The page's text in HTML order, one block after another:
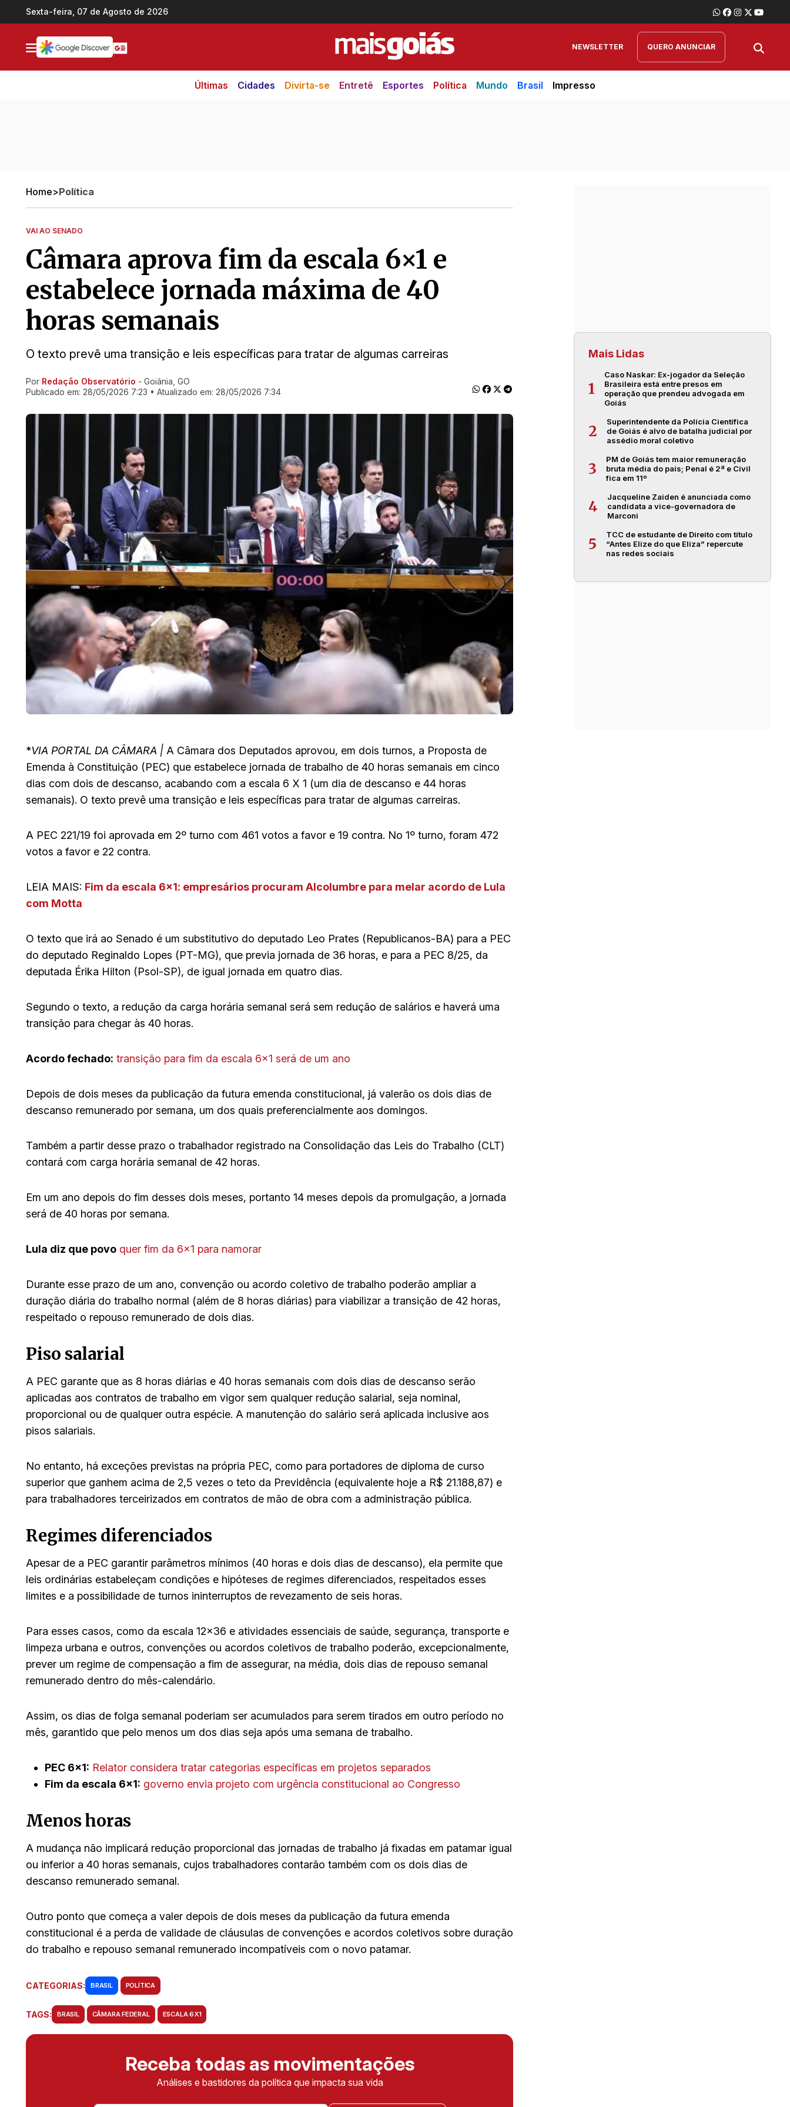
Ir direto pro conteúdo
Sexta-feira, 07 de Agosto de 2026
NEWSLETTER QUERO ANUNCIAR
Últimas Cidades Divirta-se Entretê Esportes Política Mundo Brasil Impresso
Home>Política
VAI AO SENADO
Câmara aprova fim da escala 6×1 e
estabelece jornada máxima de 40
horas semanais
O texto prevê uma transição e leis específicas para tratar de algumas carreiras
Ir direto pra matéria
Por Redação Observatório - Goiânia, GO
Publicado em: 28/05/2026 7:23 • Atualizado em: 28/05/2026 7:34
*VIA PORTAL DA CÂMARA | A Câmara dos Deputados aprovou, em dois turnos, a Proposta de
Emenda à Constituição (PEC) que estabelece jornada de trabalho de 40 horas semanais em cinco
dias com dois de descanso, acabando com a escala 6 X 1 (um dia de descanso e 44 horas
semanais). O texto prevê uma transição e leis específicas para tratar de algumas carreiras.
A PEC 221/19 foi aprovada em 2º turno com 461 votos a favor e 19 contra. No 1º turno, foram 472
votos a favor e 22 contra.
LEIA MAIS: Fim da escala 6×1: empresários procuram Alcolumbre para melar acordo de Lula
com Motta
O texto que irá ao Senado é um substitutivo do deputado Leo Prates (Republicanos-BA) para a PEC
do deputado Reginaldo Lopes (PT-MG), que previa jornada de 36 horas, e para a PEC 8/25, da
deputada Érika Hilton (Psol-SP), de igual jornada em quatro dias.
Segundo o texto, a redução da carga horária semanal será sem redução de salários e haverá uma
transição para chegar às 40 horas.
Acordo fechado: transição para fim da escala 6×1 será de um ano
Depois de dois meses da publicação da futura emenda constitucional, já valerão os dois dias de
descanso remunerado por semana, um dos quais preferencialmente aos domingos.
Também a partir desse prazo o trabalhador registrado na Consolidação das Leis do Trabalho (CLT)
contará com carga horária semanal de 42 horas.
Em um ano depois do fim desses dois meses, portanto 14 meses depois da promulgação, a jornada
será de 40 horas por semana.
Lula diz que povo quer fim da 6×1 para namorar
Durante esse prazo de um ano, convenção ou acordo coletivo de trabalho poderão ampliar a
duração diária do trabalho normal (além de 8 horas diárias) para viabilizar a transição de 42 horas,
respeitado o repouso remunerado de dois dias.
Piso salarial
A PEC garante que as 8 horas diárias e 40 horas semanais com dois dias de descanso serão
aplicadas aos contratos de trabalho em vigor sem qualquer redução salarial, seja nominal,
proporcional ou de qualquer outra espécie. A manutenção do salário será aplicada inclusive aos
pisos salariais.
No entanto, há exceções previstas na própria PEC, como para portadores de diploma de curso
superior que ganhem acima de 2,5 vezes o teto da Previdência (equivalente hoje a R$ 21.188,87) e
para trabalhadores terceirizados em contratos de mão de obra com a administração pública.
Regimes diferenciados
Apesar de a PEC garantir parâmetros mínimos (40 horas e dois dias de descanso), ela permite que
leis ordinárias estabeleçam condições e hipóteses de regimes diferenciados, respeitados esses
limites e a possibilidade de turnos ininterruptos de revezamento de seis horas.
Para esses casos, como da escala 12×36 e atividades essenciais de saúde, segurança, transporte e
limpeza urbana e outros, convenções ou acordos coletivos de trabalho poderão, excepcionalmente,
prever um regime de compensação a fim de assegurar, na média, dois dias de repouso semanal
remunerado dentro do mês-calendário.
Assim, os dias de folga semanal poderiam ser acumulados para serem tirados em outro período no
mês, garantido que pelo menos um dos dias seja após uma semana de trabalho.
PEC 6×1: Relator considera tratar categorias específicas em projetos separados
Fim da escala 6×1: governo envia projeto com urgência constitucional ao Congresso
Menos horas
A mudança não implicará redução proporcional das jornadas de trabalho já fixadas em patamar igual
ou inferior a 40 horas semanais, cujos trabalhadores contarão também com os dois dias de
descanso remunerado semanal.
Outro ponto que começa a valer depois de dois meses da publicação da futura emenda
constitucional é a perda de validade de cláusulas de convenções e acordos coletivos sobre duração
do trabalho e repouso semanal remunerado incompatíveis com o novo patamar.
CATEGORIAS: BRASIL POLÍTICA
TAGS: BRASIL CÂMARA FEDERAL ESCALA 6X1
Receba todas as movimentações
Análises e bastidores da política que impacta sua vida
Mais Lidas
1
Caso Naskar: Ex-jogador da Seleção
Brasileira está entre presos em
operação que prendeu advogada em
Goiás
2
Superintendente da Polícia Científica
de Goiás é alvo de batalha judicial por
assédio moral coletivo
3
PM de Goiás tem maior remuneração
bruta média do país; Penal é 2ª e Civil
fica em 11º
4
Jacqueline Zaiden é anunciada como
candidata a vice-governadora de
Marconi
5
TCC de estudante de Direito com título
“Antes Elize do que Eliza” repercute
nas redes sociais